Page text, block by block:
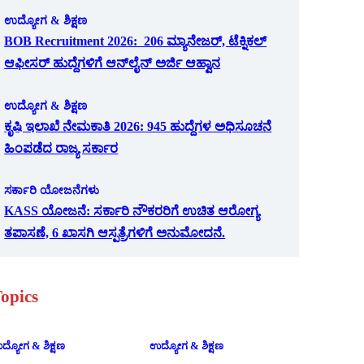
ಉದ್ಯೋಗ & ಶಿಕ್ಷಣ
BOB Recruitment 2026: 206 ಮ್ಯಾನೇಜರ್, ಟೆಕ್ನಿಕಲ್
ಆಫೀಸರ್ ಹುದ್ದೆಗಳಿಗೆ ಆನ್‌ಲೈನ್ ಅರ್ಜಿ ಆಹ್ವಾನ
ಉದ್ಯೋಗ & ಶಿಕ್ಷಣ
ಕೃಷಿ ಇಲಾಖೆ ನೇಮಕಾತಿ 2026: 945 ಹುದ್ದೆಗಳ ಅಧಿಸೂಚನೆ
ಹಿಂಪಡೆದ ರಾಜ್ಯ ಸರ್ಕಾರ
ಸರ್ಕಾರಿ ಯೋಜನೆಗಳು
KASS ಯೋಜನೆ: ಸರ್ಕಾರಿ ನೌಕರರಿಗೆ ಉಚಿತ ಆರೋಗ್ಯ
ತಪಾಸಣೆ, 6 ಖಾಸಗಿ ಆಸ್ಪತ್ರೆಗಳಿಗೆ ಅನುಮೋದನೆ.
& ಶಿಕ್ಷಣ ಉದ್ಯೋಗ & ಶಿಕ್ಷಣ